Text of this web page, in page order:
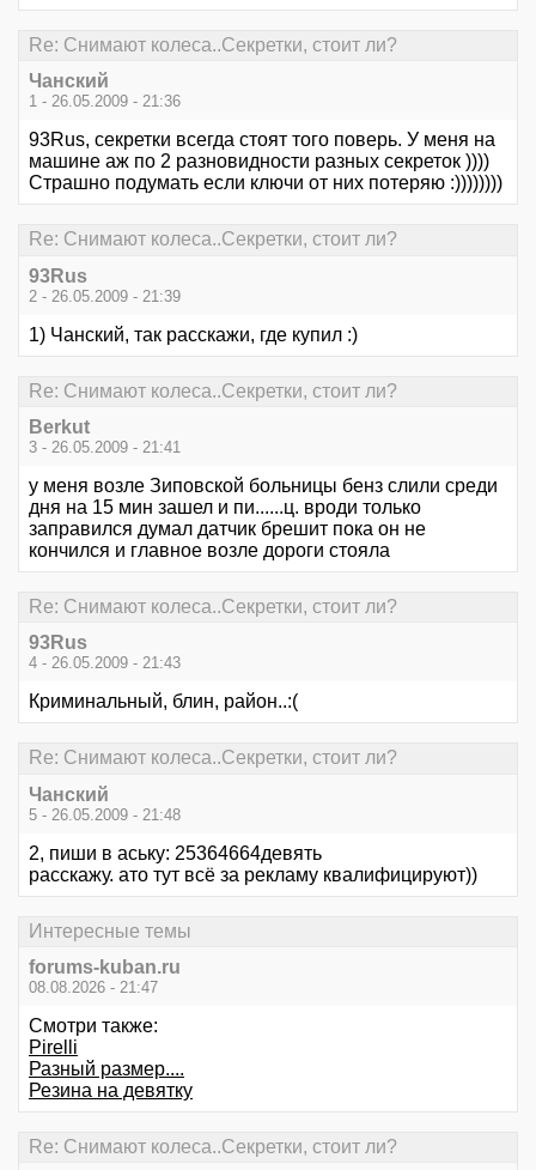
Re: Снимают колеса..Секретки, стоит ли?
Чанский
1 - 26.05.2009 - 21:36
93Rus, секретки всегда стоят того поверь. У меня на
машине аж по 2 разновидности разных секреток ))))
Страшно подумать если ключи от них потеряю :))))))))
Re: Снимают колеса..Секретки, стоит ли?
93Rus
2 - 26.05.2009 - 21:39
1) Чанский, так расскажи, где купил :)
Re: Снимают колеса..Секретки, стоит ли?
Berkut
3 - 26.05.2009 - 21:41
у меня возле Зиповской больницы бенз слили среди
дня на 15 мин зашел и пи......ц. вроди только
заправился думал датчик брешит пока он не
кончился и главное возле дороги стояла
Re: Снимают колеса..Секретки, стоит ли?
93Rus
4 - 26.05.2009 - 21:43
Криминальный, блин, район..:(
Re: Снимают колеса..Секретки, стоит ли?
Чанский
5 - 26.05.2009 - 21:48
2, пиши в аську: 25364664девять
расскажу. ато тут всё за рекламу квалифицируют))
Интересные темы
forums-kuban.ru
08.08.2026 - 21:47
Смотри также:
Pirelli
Разный размер....
Резина на девятку
Re: Снимают колеса..Секретки, стоит ли?